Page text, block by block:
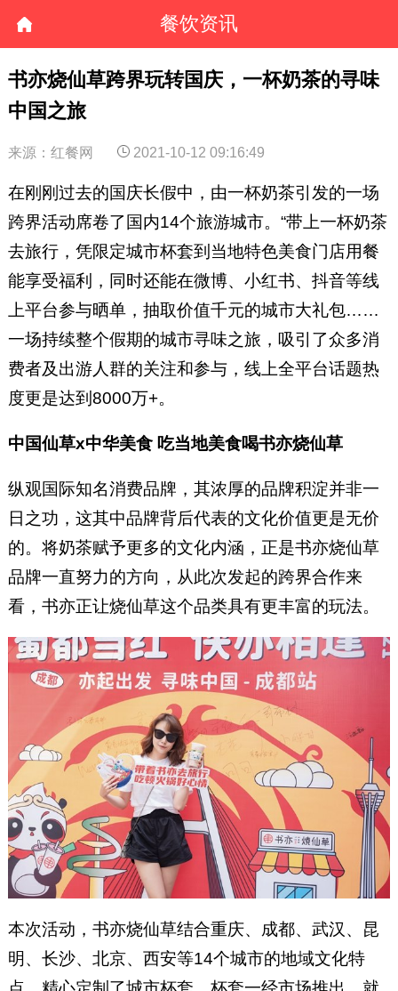
餐饮资讯
书亦烧仙草跨界玩转国庆，一杯奶茶的寻味
中国之旅
来源：红餐网 2021-10-12 09:16:49
在刚刚过去的国庆长假中，由一杯奶茶引发的一场
跨界活动席卷了国内14个旅游城市。“带上一杯奶茶
去旅行，凭限定城市杯套到当地特色美食门店用餐
能享受福利，同时还能在微博、小红书、抖音等线
上平台参与晒单，抽取价值千元的城市大礼包……
一场持续整个假期的城市寻味之旅，吸引了众多消
费者及出游人群的关注和参与，线上全平台话题热
度更是达到8000万+。
中国仙草x中华美食 吃当地美食喝书亦烧仙草
纵观国际知名消费品牌，其浓厚的品牌积淀并非一
日之功，这其中品牌背后代表的文化价值更是无价
的。将奶茶赋予更多的文化内涵，正是书亦烧仙草
品牌一直努力的方向，从此次发起的跨界合作来
看，书亦正让烧仙草这个品类具有更丰富的玩法。
本次活动，书亦烧仙草结合重庆、成都、武汉、昆
明、长沙、北京、西安等14个城市的地域文化特